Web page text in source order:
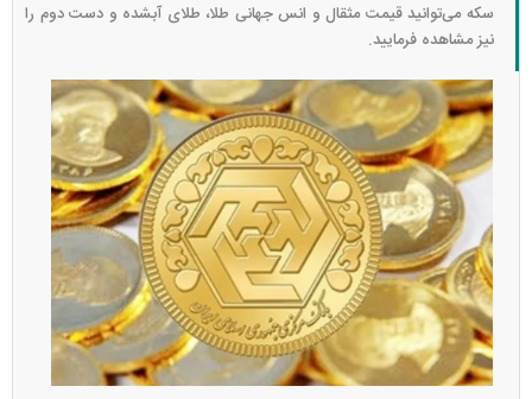
سکه می‌توانید قیمت مثقال و انس جهانی طلا، طلای آبشده و دست دوم را
نیز مشاهده فرمایید.